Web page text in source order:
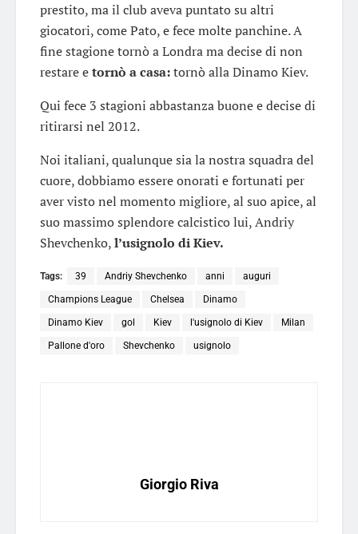
prestito, ma il club aveva puntato su altri
giocatori, come Pato, e fece molte panchine. A
fine stagione tornò a Londra ma decise di non
restare etornò a casa:tornò alla Dinamo Kiev.
Qui fece 3 stagioni abbastanza buone e decise di
ritirarsi nel 2012.
Noi italiani, qualunque sia la nostra squadra del
cuore, dobbiamo essere onorati e fortunati per
aver visto nel momento migliore, al suo apice, al
suo massimo splendore calcistico lui, Andriy
Shevchenko,l’usignolo di Kiev.
Tags: 39 Andriy Shevchenko anni auguri
Champions League Chelsea Dinamo
Dinamo Kiev gol Kiev l'usignolo di Kiev Milan
Pallone d'oro Shevchenko usignolo
Giorgio Riva